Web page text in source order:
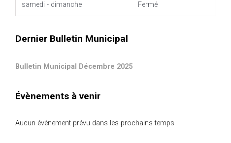
samedi - dimanche Fermé
Dernier Bulletin Municipal
Bulletin Municipal Décembre 2025
Évènements à venir
Aucun évènement prévu dans les prochains temps